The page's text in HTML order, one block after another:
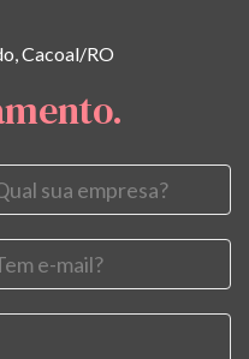
Cacoal/RO